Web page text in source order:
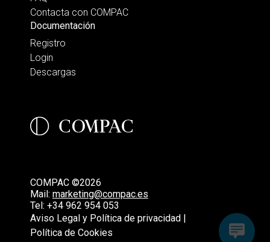
Contacta con COMPAC
Documentación
Registro
Login
Descargas
COMPAC ©2026
Mail: marketing@compac.es
Tel: +34 962 954 053
Aviso Legal y Política de privacidad |
Política de Cookies